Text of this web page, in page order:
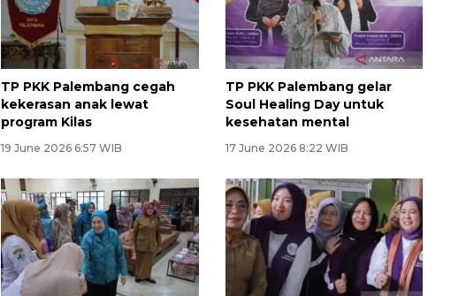
TP PKK Palembang cegah
kekerasan anak lewat
program Kilas
19 June 2026 6:57 WIB
TP PKK Palembang gelar
Soul Healing Day untuk
kesehatan mental
17 June 2026 8:22 WIB